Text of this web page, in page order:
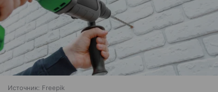
Источник: Freepik